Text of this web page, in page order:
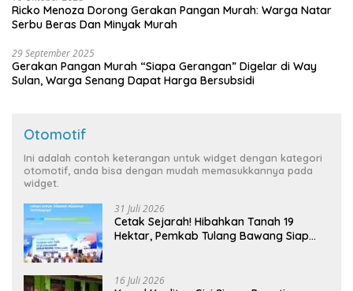
Ricko Menoza Dorong Gerakan Pangan Murah: Warga Natar
Serbu Beras Dan Minyak Murah
29 September 2025
Gerakan Pangan Murah “Siapa Gerangan” Digelar di Way
Sulan, Warga Senang Dapat Harga Bersubsidi
Otomotif
Ini adalah contoh keterangan untuk widget dengan kategori
otomotif, anda bisa dengan mudah memasukkannya pada
widget.
31 Juli 2026
Cetak Sejarah! Hibahkan Tanah 19
Hektar, Pemkab Tulang Bawang Siap
16 Juli 2026